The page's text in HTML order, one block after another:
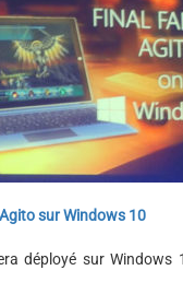
sur Windows 10
déployé sur Windows